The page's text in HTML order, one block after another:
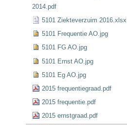
2014.pdf
5101 Ziekteverzuim 2016.xlsx
5101 Frequentie AO.jpg
5101 FG AO.jpg
5101 Ernst AO.jpg
5101 Eg AO.jpg
2015 frequentiegraad.pdf
2015 frequentie.pdf
2015 ernstgraad.pdf